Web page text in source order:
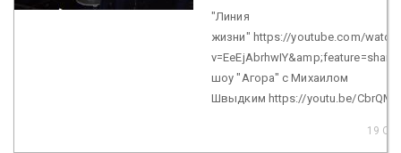
"Линия
жизни" https://youtube.com/
v=EeEjAbrhwIY&amp;feature=share
шоу "Агора" с Михаилом
Швыдким https://youtu.be/
19